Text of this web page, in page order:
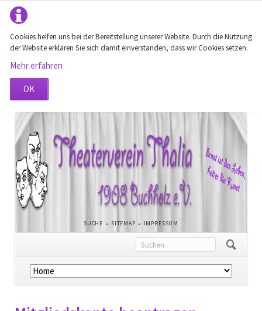
Cookies helfen uns bei der Bereitstellung unserer Website. Durch die Nutzung
der Website erklären Sie sich damit einverstanden, dass wir Cookies setzen.
Mehr erfahren
OK
NAVIGATION
ÜBERSPRINGEN
SUCHE SITEMAP IMPRESSUM
Navigation
überspringen